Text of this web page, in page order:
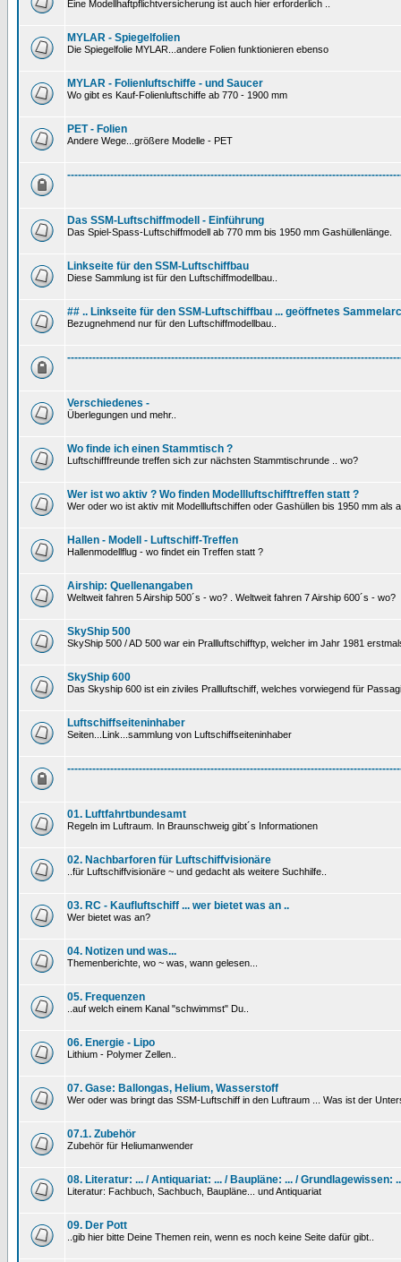
Eine Modellhaftpflichtversicherung ist auch hier erforderlich ..
MYLAR - Spiegelfolien
Die Spiegelfolie MYLAR...andere Folien funktionieren ebenso
MYLAR - Folienluftschiffe - und Saucer
Wo gibt es Kauf-Folienluftschiffe ab 770 - 1900 mm
PET - Folien
Andere Wege...größere Modelle - PET
Das SSM-Luftschiffmodell - Einführung
Das Spiel-Spass-Luftschiffmodell ab 770 mm bis 1950 mm Gashüllenlänge.
Linkseite für den SSM-Luftschiffbau
Diese Sammlung ist für den Luftschiffmodellbau..
## .. Linkseite für den SSM-Luftschiffbau ... geöffnetes
Bezugnehmend nur für den Luftschiffmodellbau..
Verschiedenes -
Überlegungen und mehr..
Wo finde ich einen Stammtisch ?
Luftschifffreunde treffen sich zur nächsten Stammtischrunde .. wo?
Wer ist wo aktiv ? Wo finden Modellluftschifftreffen statt ?
Wer oder wo ist aktiv mit Modellluftschiffen oder Gashüllen bis 1950 mm als
Hallen - Modell - Luftschiff-Treffen
Hallenmodellflug - wo findet ein Treffen statt ?
Airship: Quellenangaben
Weltweit fahren 5 Airship 500´s - wo? . Weltweit fahren 7 Airship 600´s - wo?
SkyShip 500
SkyShip 500 / AD 500 war ein Prallluftschifftyp, welcher im Jahr 1981
SkyShip 600
Das Skyship 600 ist ein ziviles Prallluftschiff, welches vorwiegend für
Luftschiffseiteninhaber
Seiten...Link...sammlung von Luftschiffseiteninhaber
01. Luftfahrtbundesamt
Regeln im Luftraum. In Braunschweig gibt´s Informationen
02. Nachbarforen für Luftschiffvisionäre
..für Luftschiffvisionäre ~ und gedacht als weitere Suchhilfe..
03. RC - Kaufluftschiff ... wer bietet was an ..
Wer bietet was an?
04. Notizen und was...
Themenberichte, wo ~ was, wann gelesen...
05. Frequenzen
..auf welch einem Kanal "schwimmst" Du..
06. Energie - Lipo
Lithium - Polymer Zellen..
07. Gase: Ballongas, Helium, Wasserstoff
Wer oder was bringt das SSM-Luftschiff in den Luftraum ... Was ist der
07.1. Zubehör
Zubehör für Heliumanwender
08. Literatur: ... / Antiquariat: ... / Baupläne: ... / Grundlagewissen:
Literatur: Fachbuch, Sachbuch, Baupläne... und Antiquariat
09. Der Pott
..gib hier bitte Deine Themen rein, wenn es noch keine Seite dafür gibt..